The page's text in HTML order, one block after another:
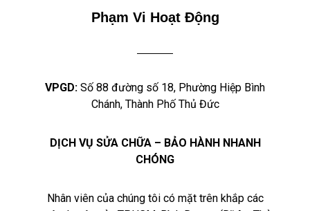
Phạm Vi Hoạt Động
VPGD: Số 88 đường số 18, Phường Hiệp Bình
Chánh, Thành Phố Thủ Đức
DỊCH VỤ SỬA CHỮA – BẢO HÀNH NHANH
CHÓNG
Nhân viên của chúng tôi có mặt trên khắp các